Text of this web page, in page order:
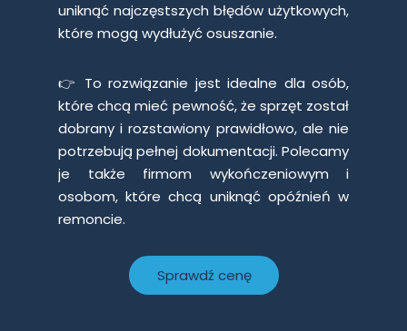
Sprawdź cenę
uniknąć najczęstszych błędów użytkowych,
które mogą wydłużyć osuszanie.
👉 To rozwiązanie jest idealne dla osób,
które chcą mieć pewność, że sprzęt został
dobrany i rozstawiony prawidłowo, ale nie
potrzebują pełnej dokumentacji. Polecamy
je także firmom wykończeniowym i
osobom, które chcą uniknąć opóźnień w
remoncie.